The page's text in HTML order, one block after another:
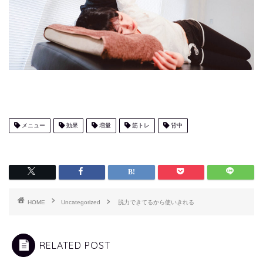
メニュー 効果 増量 筋トレ 背中
HOME Uncategorized 脱力できてるから使いきれる
RELATED POST